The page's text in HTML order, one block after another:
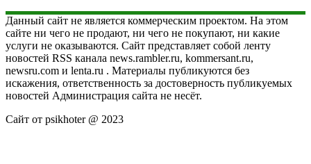
Данный сайт не является коммерческим проектом. На этом
сайте ни чего не продают, ни чего не покупают, ни какие
услуги не оказываются. Сайт представляет собой ленту
новостей RSS канала news.rambler.ru, kommersant.ru,
newsru.com и lenta.ru . Материалы публикуются без
искажения, ответственность за достоверность публикуемых
новостей Администрация сайта не несёт.
Сайт от psikhoter @ 2023